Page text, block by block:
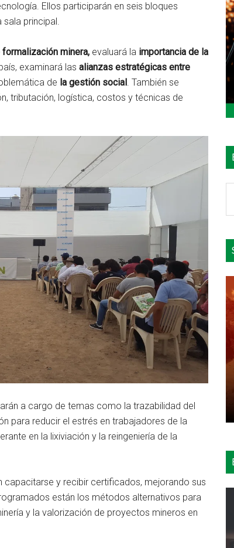
Ellos participarán en seis bloques
principal.
minera, evaluará la importancia de la
examinará las alianzas estratégicas entre
de la gestión social. También se
tributación, logística, costos y técnicas de
a cargo de temas como la trazabilidad del
para reducir el estrés en trabajadores de la
en la lixiviación y la reingeniería de la
capacitarse y recibir certificados, mejorando sus
están los métodos alternativos para
y la valorización de proyectos mineros en